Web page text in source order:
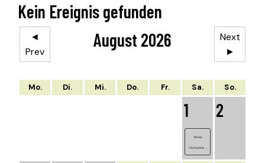
Kein Ereignis gefunden
◄
Prev
August 2026
Next
►
Mo. Di. Mi. Do. Fr. Sa. So.
1
Tennis
Olympiade ...
2